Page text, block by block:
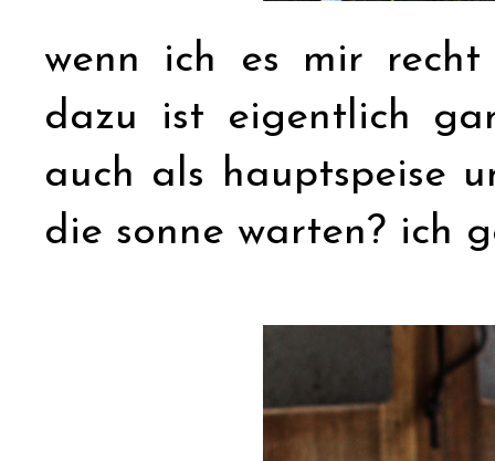
wenn ich es mir
dazu ist eigentlich
auch als hauptspeise
die sonne warten? ich